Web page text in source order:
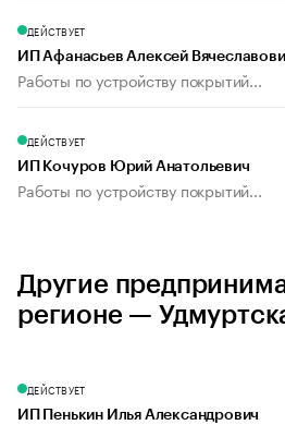
ДЕЙСТВУЕТ
ИП Афанасьев Алексей
Работы по устройству покрытий...
ДЕЙСТВУЕТ
ИП Кочуров Юрий Анатольевич
Работы по устройству покрытий...
Другие
регионе —
ДЕЙСТВУЕТ
ИП Пенькин Илья Александрович